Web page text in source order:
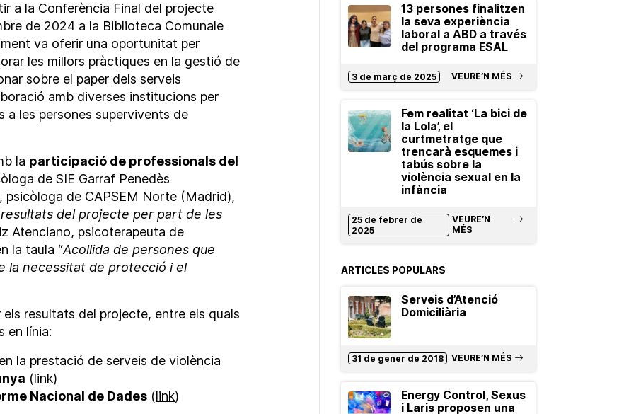
a la Conferència Final del projecte
de 2024 a la Biblioteca Comunale
va oferir una oportunitat per
les millors pràctiques en la gestió de
sobre el paper dels serveis
amb diverses institucions per
les persones supervivents de
la participació de professionals del
de SIE Garraf Penedès
psicòloga de CAPSEM Norte (Madrid),
del projecte per part de les
Atenciano, psicoterapeuta de
la taula “Acollida de persones que
la necessitat de protecció i el
resultats del projecte, entre els quals
en línia:
la prestació de serveis de violència
(link)
Nacional de Dades(link)
13 persones finalitzen
la seva experiència
laboral a ABD a través
del programa ESAL
3 de març de 2025 VEURE’N MÉS
Fem realitat ‘La bici de
la Lola’, el
curtmetratge que
trencarà esquemes i
tabús sobre la
violència sexual en la
infància
25 de febrer de
2025
VEURE’N
MÉS
ARTICLES POPULARS
Serveis d’Atenció
Domiciliària
31 de gener de 2018 VEURE’N MÉS
Energy Control, Sexus
i Laris proposen una